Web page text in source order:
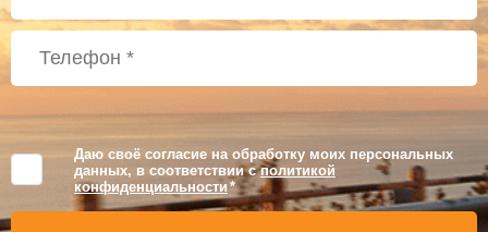
Даю своё согласие на обработку моих персональных
данных, в соответствии сполитикой
конфиденциальности *